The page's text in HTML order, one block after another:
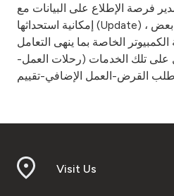
فرصة الإطلاع على البيانات مع
إمكانية استحداثها (Update) ، كما يتيح الحصول على بعض
الخاصة بما ينهى التعامل
على تلك الخدمات (رحلات العمل-
طلب القرض-العمل الإضافي-تقييم
Visit Us